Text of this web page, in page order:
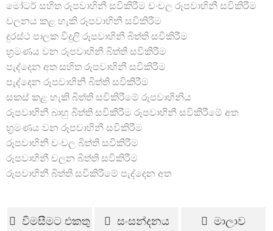
මෝටර් සහිත රූපවාහිනී සවිකිරීම චංචල රූපවාහිනී සවිකිරීම
චලනය කළ හැකි රූපවාහිනී සවිකිරීම
දුරස්ථ පාලක විදුලි රූපවාහිනී බිත්ති සවිකිරීම
භ්‍රමණය වන රූපවාහිනී බිත්ති සවිකිරීම
පැද්දෙන අත සහිත රූපවාහිනී සවිකිරීම
පැද්දෙන රූපවාහිනී බිත්ති සවිකිරීම
සකස් කළ හැකි බිත්ති සවිකිරීමේ රූපවාහිනිය
රූපවාහිනී බාහු බිත්ති සවිකිරීම රූපවාහිනී සවිකිරීමේ අත
භ්‍රමණය වන රූපවාහිනී සවිකිරීම
රූපවාහිනී චංචල බිත්ති සවිකිරීම
රූපවාහිනී චලන බිත්ති සවිකිරීම
රූපවාහිනී බිත්ති සවිකිරීමේ පැද්දෙන අත
විමසීමට එකතු
සංසන්දනය
මාලාව